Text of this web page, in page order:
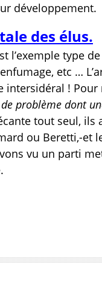
développement.
des élus.
l’exemple type
etc …
intersidéral ! Pour
de problème dont
tout seul,
ou Beretti,-
vu un parti